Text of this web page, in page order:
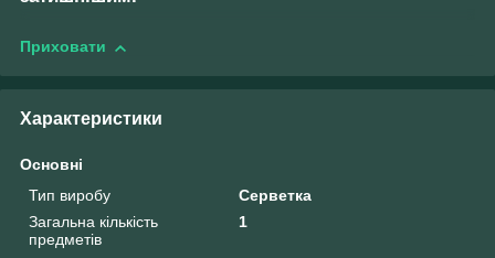
Приховати
Характеристики
Основні
Тип виробу
Серветка
Загальна кількість
предметів
1